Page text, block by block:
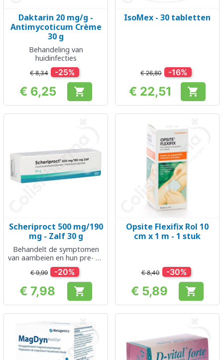
Daktarin 20 mg/g -
Antimycoticum Crème
30 g
Behandeling van
huidinfecties
€ 8,34 -25%
Prijs
€ 6,25 
IsoMex - 30 tabletten
€ 26,80 -16%
Prijs
€ 22,51 
Scheriproct 500 mg/190
mg - Zalf 30 g
Behandelt de symptomen
van aambeien en hun pre- en
postoperatieve behandeling,
proctitis, anaal eczeem
€ 9,99 -20%
Prijs
€ 7,98 
Opsite Flexifix Rol 10
cm x 1 m - 1 stuk
€ 8,40 -30%
Prijs
€ 5,89 